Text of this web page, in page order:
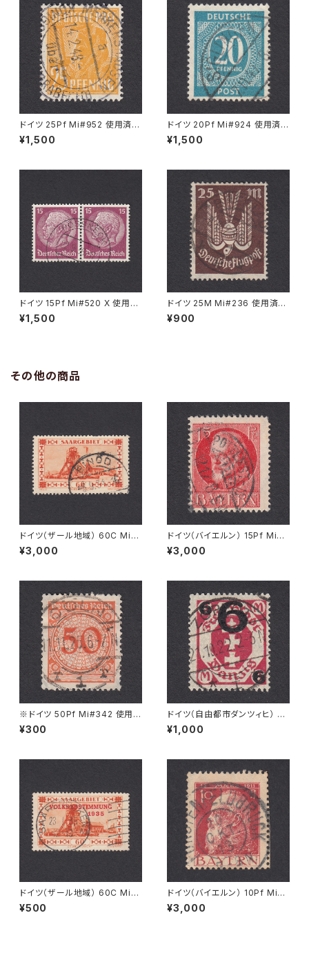
ドイツ 25Pf Mi#952 使用済み
切手｜MERKERSHAUSEN 14.
2.1948
¥1,500
ドイツ 20Pf Mi#924 使用済み
切手｜SIGLINGEN 7.11.1947
¥1,500
ドイツ 15Pf Mi#520 X 使用済
み切手｜PÖSSNECK 22.9.19
36
¥1,500
ドイツ 25M Mi#236 使用済み
切手｜BRESLAU 8.6.1923
¥900
その他の商品
ドイツ（ザール地域） 60C Mi#1
43 使用済み切手｜EINÖD 8.
9.1934
¥3,000
ドイツ（バイエルン） 15Pf Mi#1
15 A 使用済み切手｜POTTEN
STEIN 14.12.1917
¥3,000
※ドイツ 50Pf Mi#342 使用済
み切手｜CÖLN 11.11.1925
¥300
ドイツ（自由都市ダンツィヒ） 6
Ｍ Mi#106 使用済み切手｜ZO
PPOT 21.10.1922
¥1,000
ドイツ（ザール地域） 60C Mi#1
86 使用済み切手｜SAARBRÜ
CKEN 23.1.1935
¥500
ドイツ（バイエルン） 10Pf Mi#7
8 使用済み切手｜FÜRSTENF
ELDBRUCK 20.OKT.1913
¥3,000